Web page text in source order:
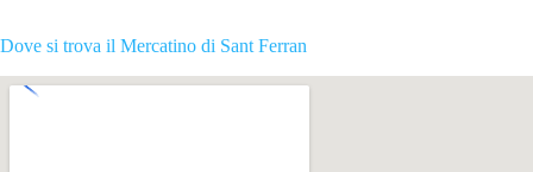
Dove si trova il Mercatino di Sant Ferran